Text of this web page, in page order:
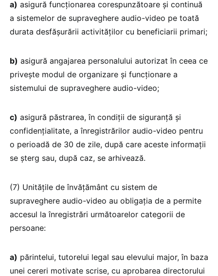
a) asigură funcționarea corespunzătoare și continuă
a sistemelor de supraveghere audio-video pe toată
durata desfășurării activităților cu beneficiarii primari;
b) asigură angajarea personalului autorizat în ceea ce
privește modul de organizare și funcționare a
sistemului de supraveghere audio-video;
c) asigură păstrarea, în condiții de siguranță și
confidențialitate, a înregistrărilor audio-video pentru
o perioadă de 30 de zile, după care aceste informații
se șterg sau, după caz, se arhivează.
(7) Unitățile de învățământ cu sistem de
supraveghere audio-video au obligația de a permite
accesul la înregistrări următoarelor categorii de
persoane:
a) părintelui, tutorelui legal sau elevului major, în baza
unei cereri motivate scrise, cu aprobarea directorului